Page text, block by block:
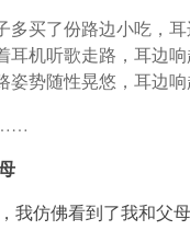
多买了份路边小吃，耳
耳机听歌走路，耳边响
姿势随性晃悠，耳边响
我仿佛看到了我和父母